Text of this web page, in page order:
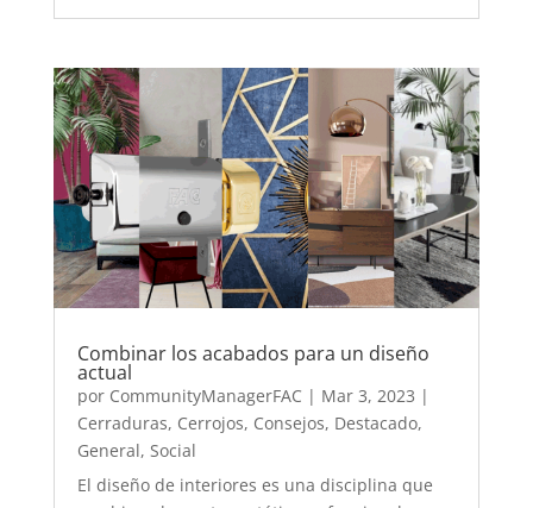
Combinar los acabados para un diseño
actual
por CommunityManagerFAC | Mar 3, 2023 |
Cerraduras, Cerrojos, Consejos, Destacado,
General, Social
El diseño de interiores es una disciplina que